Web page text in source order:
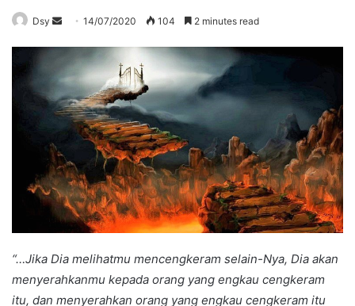
Dsy
Send
email
14/07/2020 104 2 minutes read
“…Jika Dia melihatmu mencengkeram selain-Nya, Dia akan
menyerahkanmu kepada orang yang engkau cengkeram
itu, dan menyerahkan orang yang engkau cengkeram itu